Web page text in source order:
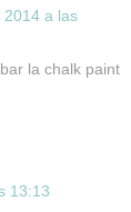
2014 a las
la chalk paint
13:13